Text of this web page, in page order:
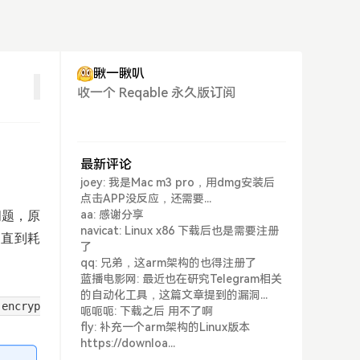
，原
到耗
encryp
瞅一瞅叭
收一个 Reqable 永久版订阅
最新评论
joey: 我是Mac m3 pro，用dmg安装后
点击APP没反应，还需要...
aa: 感谢分享
navicat: Linux x86 下载后也是需要注册
了
qq: 兄弟，这arm架构的也得注册了
蓝播电影网: 最近也在研究Telegram相关
的自动化工具，这篇文章提到的漏洞...
呃呃呃: 下载之后 用不了啊
fly: 补充一个arm架构的Linux版本
https://downloa...